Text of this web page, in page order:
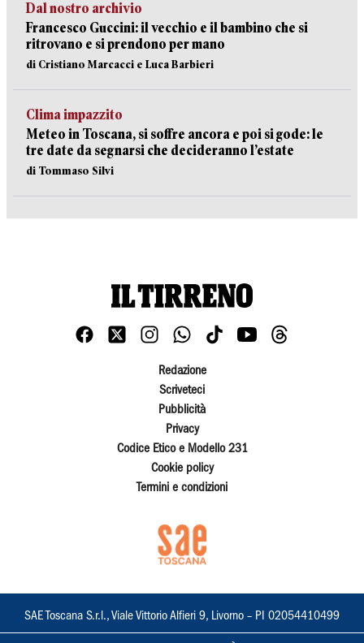
Dal nostro archivio
Francesco Guccini: il vecchio e il bambino che si
ritrovano e si prendono per mano
di Cristiano Marcacci e Luca Barbieri
Clima impazzito
Meteo in Toscana, si soffre ancora e poi si gode: le
tre date da segnarsi che decideranno l’estate
di Tommaso Silvi
Redazione
Scriveteci
Pubblicità
Privacy
Codice Etico e Modello 231
Cookie policy
Termini e condizioni
SAE Toscana S.r.l., Viale Vittorio Alfieri 9, Livorno – PI 02054410499